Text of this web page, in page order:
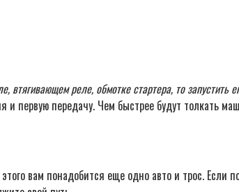
втягивающем реле, обмотке стартера, то запустить
и первую передачу. Чем быстрее будут толкать
вам понадобится еще одно авто и трос. Если